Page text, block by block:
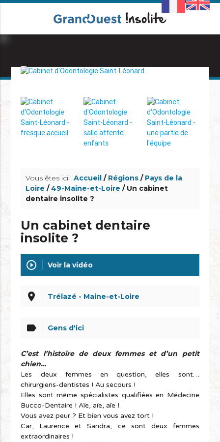
Vous êtes ici :Accueil / Régions / Pays de la
Loire /49-Maine-et-Loire / Un cabinet
dentaire insolite ?
Un cabinet dentaire
insolite ?
play_circle_outline Voir la vidéo
place Trélazé - Maine-et-Loire
label Gens d'ici
C’est l’histoire de deux femmes et d’un petit
chien…
Les deux femmes en question, elles sont…
chirurgiens-dentistes ! Au secours !
Elles sont même spécialistes qualifiées en Médecine
Bucco-Dentaire ! Aïe, aïe, aïe !
Vous avez peur ? Et bien vous avez tort !
Car, Laurence et Sandra, ce sont deux femmes
extraordinaires !